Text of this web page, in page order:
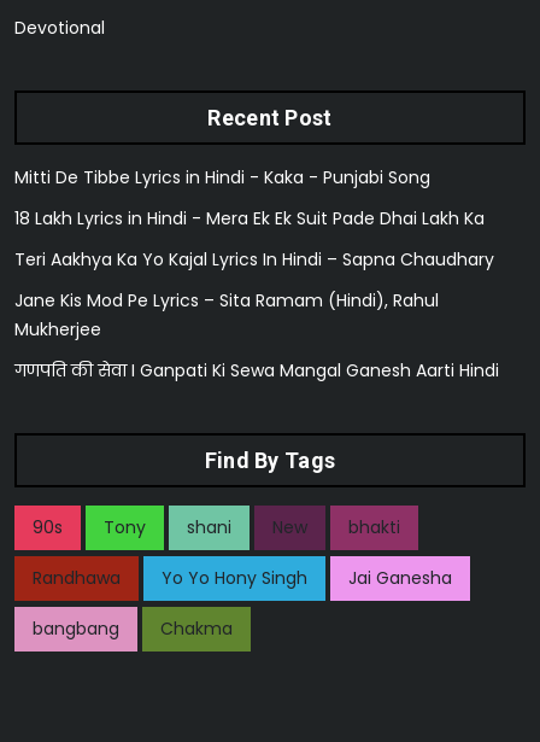
Devotional
Recent Post
Mitti De Tibbe Lyrics in Hindi - Kaka - Punjabi Song
18 Lakh Lyrics in Hindi - Mera Ek Ek Suit Pade Dhai Lakh Ka
Teri Aakhya Ka Yo Kajal Lyrics In Hindi – Sapna Chaudhary
Jane Kis Mod Pe Lyrics – Sita Ramam (Hindi), Rahul
Mukherjee
गणपति की सेवा I Ganpati Ki Sewa Mangal Ganesh Aarti Hindi
Find By Tags
90s Tony shani New bhakti
Randhawa Yo Yo Hony Singh Jai Ganesha
bangbang Chakma